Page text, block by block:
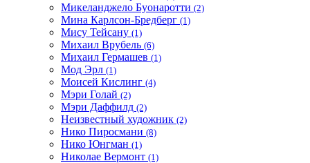
Микеланджело Буонаротти (2)
Мина Карлсон-Бредберг (1)
Мису Тейсану (1)
Михаил Врубель (6)
Михаил Гермашев (1)
Мод Эрл (1)
Моисей Кислинг (4)
Мэри Голай (2)
Мэри Даффилд (2)
Неизвестный художник (2)
Нико Пиросмани (8)
Нико Юнгман (1)
Николае Вермонт (1)